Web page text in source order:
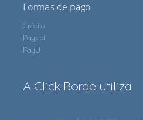
Formas de pago
Crédito
Paypal
PayU
A Click Borde utiliza